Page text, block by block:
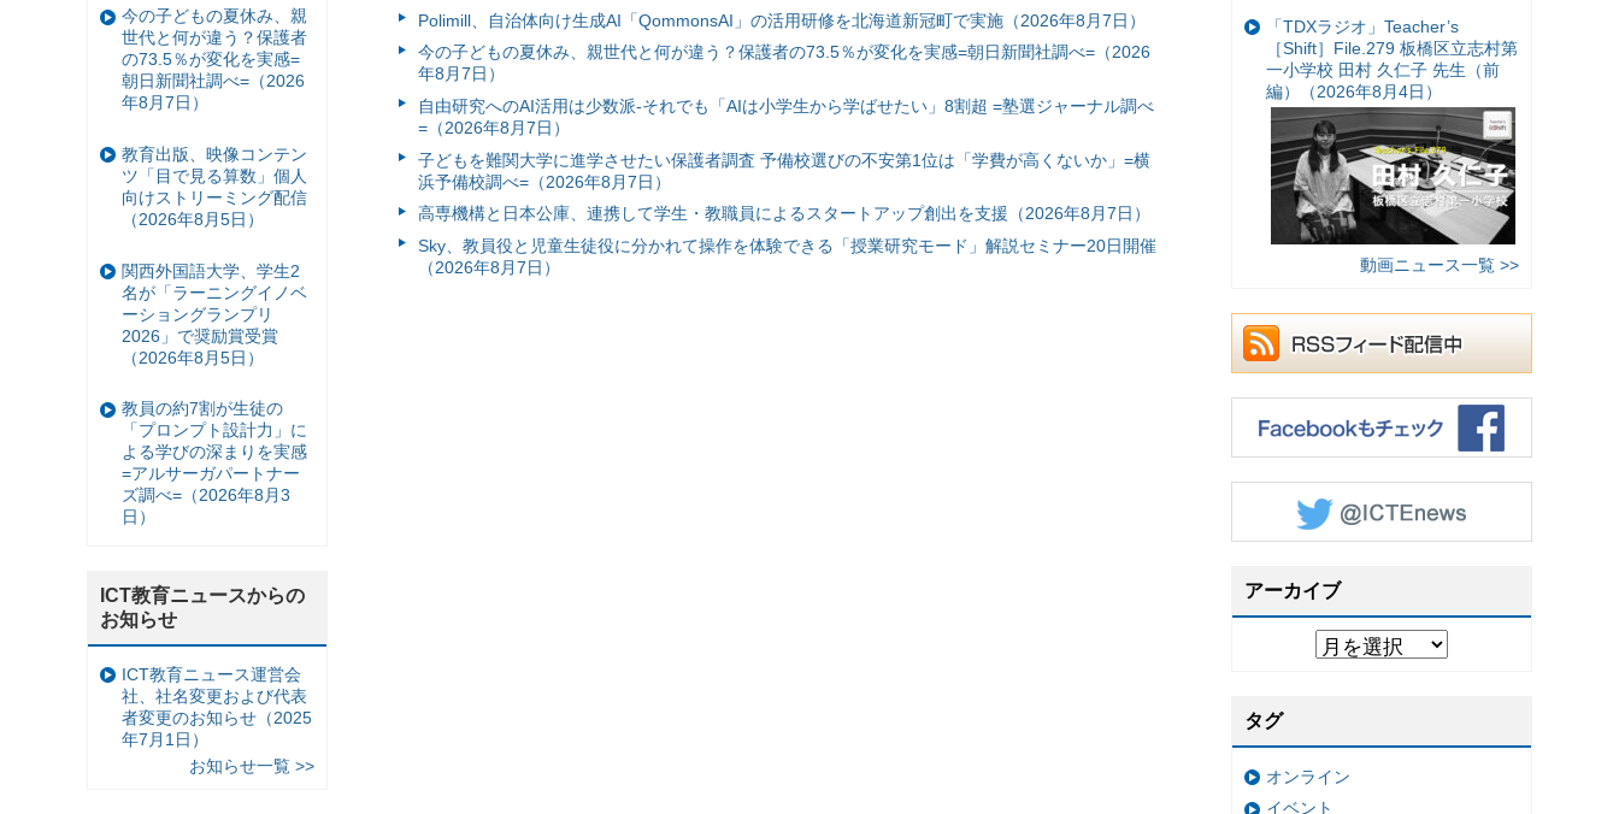
Polimill、自治体向け生成AI「QommonsAI」の活用研修を北海道新冠町で実施（2026年8月7日）
今の子どもの夏休み、親世代と何が違う？保護者の73.5％が変化を実感=朝日新聞社調べ=（2026
年8月7日）
自由研究へのAI活用は少数派-それでも「AIは小学生から学ばせたい」8割超 =塾選ジャーナル調べ
=（2026年8月7日）
子どもを難関大学に進学させたい保護者調査 予備校選びの不安第1位は「学費が高くないか」=横
浜予備校調べ=（2026年8月7日）
高専機構と日本公庫、連携して学生・教職員によるスタートアップ創出を支援（2026年8月7日）
Sky、教員役と児童生徒役に分かれて操作を体験できる「授業研究モード」解説セミナー20日開催
（2026年8月7日）
「TDXラジオ」Teacher’s
［Shift］File.279 板橋区立志村第
一小学校 田村 久仁子 先生（前
編）（2026年8月4日）
動画ニュース一覧 >>
アーカイブ
タグ
オンライン
イベント
今の子どもの夏休み、親
世代と何が違う？保護者
の73.5％が変化を実感=
朝日新聞社調べ=（2026
年8月7日）
教育出版、映像コンテン
ツ「目で見る算数」個人
向けストリーミング配信
（2026年8月5日）
関西外国語大学、学生2
名が「ラーニングイノベ
ーショングランプリ
2026」で奨励賞受賞
（2026年8月5日）
教員の約7割が生徒の
「プロンプト設計力」に
よる学びの深まりを実感
=アルサーガパートナー
ズ調べ=（2026年8月3
日）
ICT教育ニュースからの
お知らせ
ICT教育ニュース運営会
社、社名変更および代表
者変更のお知らせ（2025
年7月1日）
お知らせ一覧 >>